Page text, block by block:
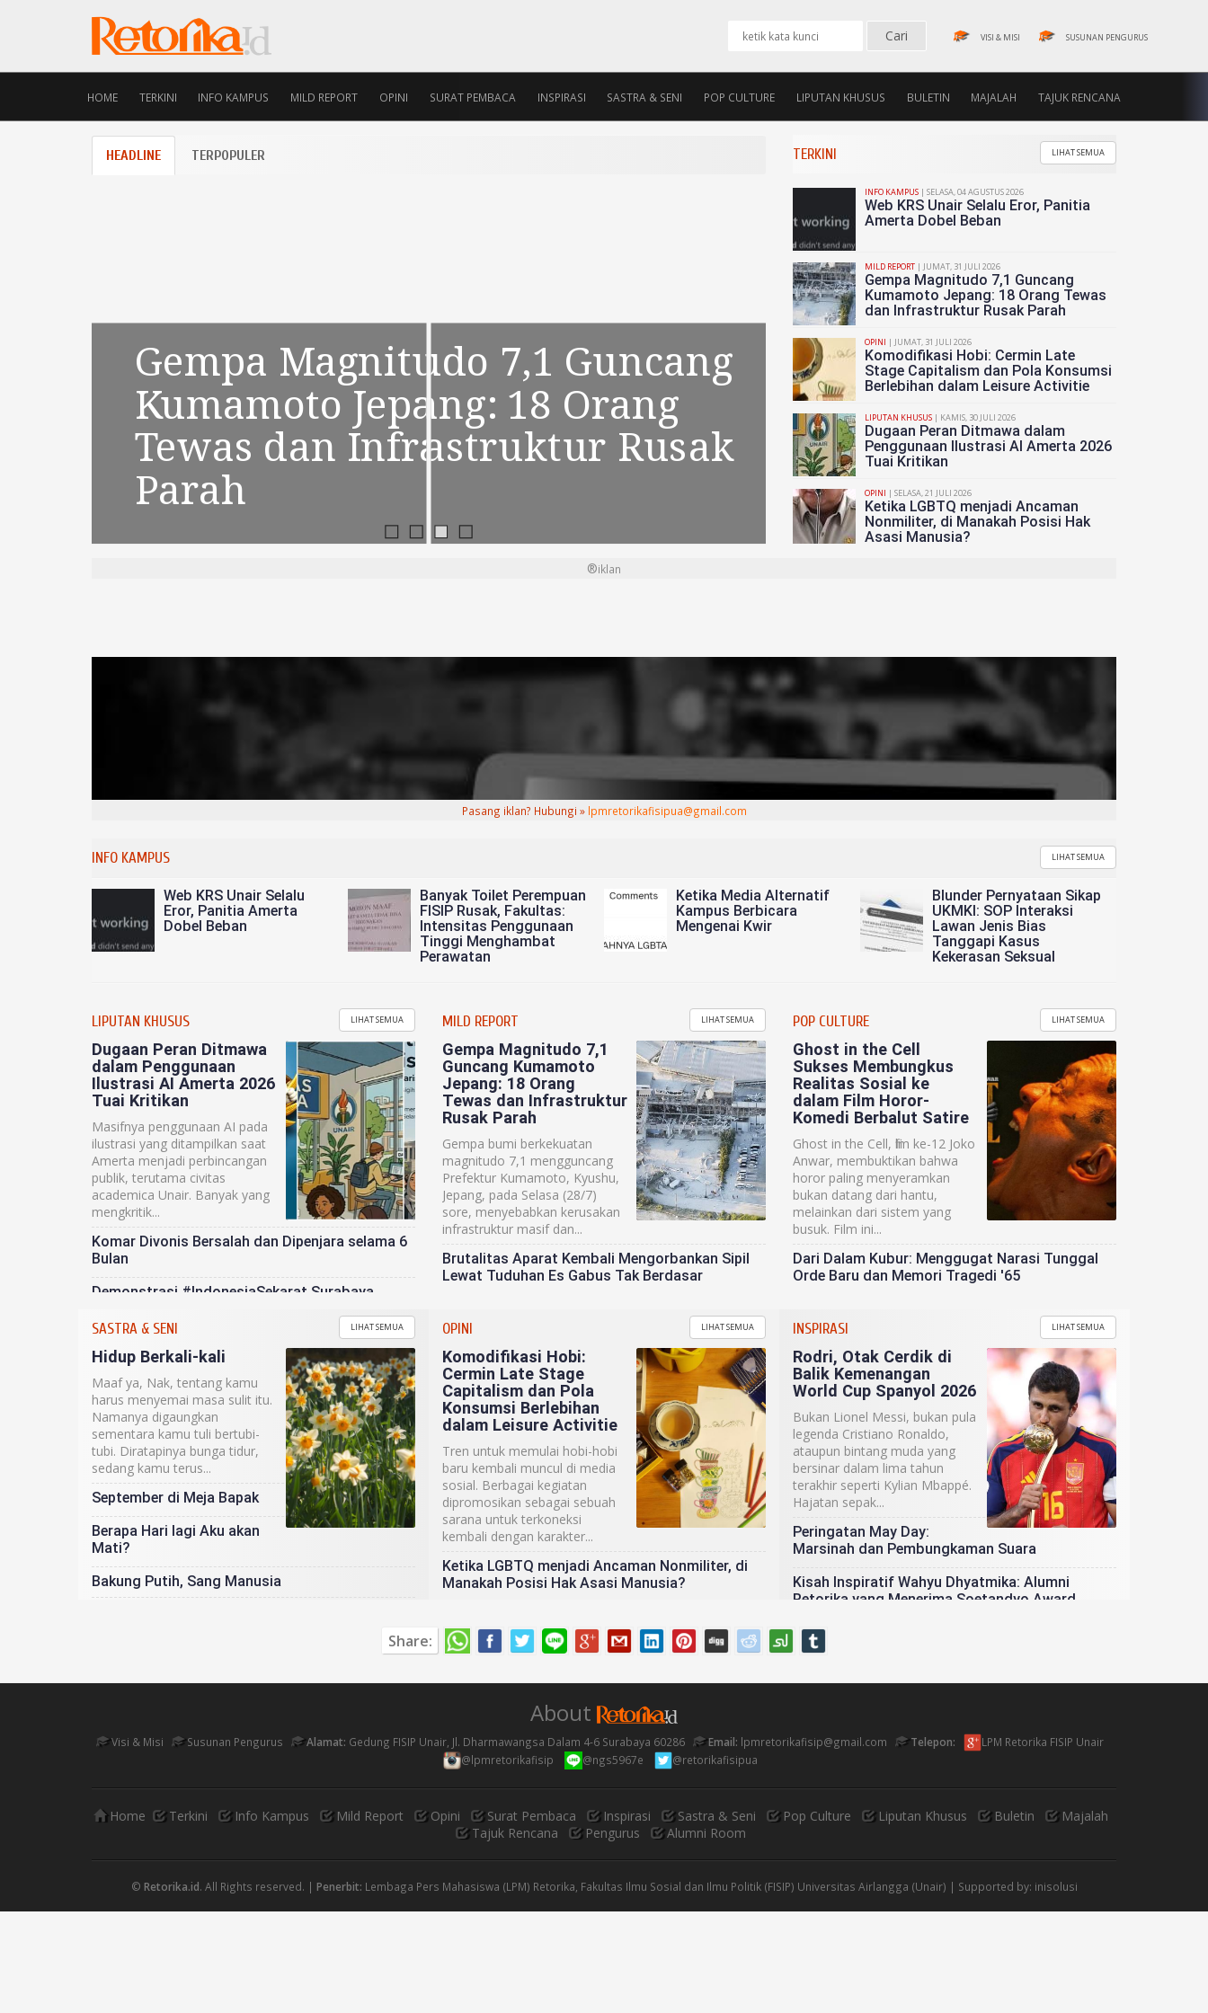
VISI & MISI SUSUNAN PENGURUS
HOME TERKINI INFO KAMPUS MILD REPORT OPINI SURAT PEMBACA INSPIRASI SASTRA & SENI POP CULTURE LIPUTAN KHUSUS BULETIN MAJALAH TAJUK RENCANA
HEADLINE TERPOPULER
Komodifikasi Hobi: Cermin
Late Stage Capitalism dan Pola
Konsumsi Berlebihan dalam
Leisure Activitie
Gempa Magnitudo 7,1 Guncang
Kumamoto Jepang: 18 Orang
Tewas dan Infrastruktur Rusak
Gempa Magnitudo 7,1 Guncang
Kumamoto Jepang: 18 Orang
Tewas dan Infrastruktur Rusak
Dugaan Peran
Penggunaan
Amerta 2026 Tuai
TERKINI LIHAT SEMUA
INFO KAMPUS | SELASA, 04 AGUSTUS 2026
Web KRS Unair Selalu Eror, Panitia
Amerta Dobel Beban
MILD REPORT | JUMAT, 31 JULI 2026
Gempa Magnitudo 7,1 Guncang
Kumamoto Jepang: 18 Orang Tewas
dan Infrastruktur Rusak Parah
OPINI | JUMAT, 31 JULI 2026
Komodifikasi Hobi: Cermin Late
Stage Capitalism dan Pola Konsumsi
Berlebihan dalam Leisure Activitie
LIPUTAN KHUSUS | KAMIS, 30 JULI 2026
Dugaan Peran Ditmawa dalam
Penggunaan Ilustrasi AI Amerta 2026
Tuai Kritikan
OPINI | SELASA, 21 JULI 2026
Ketika LGBTQ menjadi Ancaman
Nonmiliter, di Manakah Posisi Hak
Asasi Manusia?
®iklan
Pasang iklan? Hubungi » lpmretorikafisipua@gmail.com
INFO KAMPUS LIHAT SEMUA
Web KRS Unair Selalu
Eror, Panitia Amerta
Dobel Beban
Banyak Toilet Perempuan
FISIP Rusak, Fakultas:
Intensitas Penggunaan
Tinggi Menghambat
Perawatan
Ketika Media Alternatif
Kampus Berbicara
Mengenai Kwir
Blunder Pernyataan Sikap
UKMKI: SOP Interaksi
Lawan Jenis Bias
Tanggapi Kasus
Kekerasan Seksual
LIPUTAN KHUSUS LIHAT SEMUA
Dugaan Peran Ditmawa
dalam Penggunaan
Ilustrasi AI Amerta 2026
Tuai Kritikan
Masifnya penggunaan AI pada
ilustrasi yang ditampilkan saat
Amerta menjadi perbincangan
publik, terutama civitas
academica Unair. Banyak yang
mengkritik...
Komar Divonis Bersalah dan Dipenjara selama 6
Bulan
Demonstrasi #IndonesiaSekarat Surabaya
Sidang Pleidoi Komar Pertanyakan Jaminan
Kebebasan Berekspresi sebagai Hak Warga
Negara
MILD REPORT LIHAT SEMUA
Gempa Magnitudo 7,1
Guncang Kumamoto
Jepang: 18 Orang
Tewas dan Infrastruktur
Rusak Parah
Gempa bumi berkekuatan
magnitudo 7,1 mengguncang
Prefektur Kumamoto, Kyushu,
Jepang, pada Selasa (28/7)
sore, menyebabkan kerusakan
infrastruktur masif dan...
Brutalitas Aparat Kembali Mengorbankan Sipil
Lewat Tuduhan Es Gabus Tak Berdasar
Pesantren ‘Sedikit’, Tapi Fakta Berkata Lain
Habis Teriak “Medis”, Sopir Ambulans di Solo
Tetap Dihajar Polisi
POP CULTURE LIHAT SEMUA
Ghost in the Cell
Sukses Membungkus
Realitas Sosial ke
dalam Film Horor-
Komedi Berbalut Satire
Ghost in the Cell, film ke-12 Joko
Anwar, membuktikan bahwa
horor paling menyeramkan
bukan datang dari hantu,
melainkan dari sistem yang
busuk. Film ini...
Dari Dalam Kubur: Menggugat Narasi Tunggal
Orde Baru dan Memori Tragedi '65
Meninggal" Sentil Minimnya Ruang bagi
Film “Agak Laen: Menyala Pantiku!” Sukses
Dobrak Pakem Komedi Arus Utama Indonesia
SASTRA & SENI LIHAT SEMUA
Hidup Berkali-kali
Maaf ya, Nak, tentang kamu
harus menyemai masa sulit itu.
Namanya digaungkan
sementara kamu tuli bertubi-
tubi. Diratapinya bunga tidur,
sedang kamu terus...
September di Meja Bapak
Berapa Hari lagi Aku akan
Mati?
Bakung Putih, Sang Manusia
OPINI LIHAT SEMUA
Komodifikasi Hobi:
Cermin Late Stage
Capitalism dan Pola
Konsumsi Berlebihan
dalam Leisure Activitie
Tren untuk memulai hobi-hobi
baru kembali muncul di media
sosial. Berbagai kegiatan
dipromosikan sebagai sebuah
sarana untuk terkoneksi
kembali dengan karakter...
Ketika LGBTQ menjadi Ancaman Nonmiliter, di
Manakah Posisi Hak Asasi Manusia?
menjadi Sebuah Ilusi
Masyarakat Sipil
INSPIRASI LIHAT SEMUA
Rodri, Otak Cerdik di
Balik Kemenangan
World Cup Spanyol 2026
Bukan Lionel Messi, bukan pula
legenda Cristiano Ronaldo,
ataupun bintang muda yang
bersinar dalam lima tahun
terakhir seperti Kylian Mbappé.
Hajatan sepak...
Peringatan May Day:
Marsinah dan Pembungkaman Suara
Kisah Inspiratif Wahyu Dhyatmika: Alumni
Retorika yang Menerima Soetandyo Award
Manet dan Potret Transisi Realisme-
Impresionisme
Share:
About
Visi & Misi Susunan Pengurus Alamat: Gedung FISIP Unair, Jl. Dharmawangsa Dalam 4-6 Surabaya 60286 Email: lpmretorikafisip@gmail.com Telepon:
LPM Retorika FISIP Unair
@lpmretorikafisip
@ngs5967e @retorikafisipua
Home Terkini Info Kampus Mild Report Opini Surat Pembaca Inspirasi Sastra & Seni Pop Culture Liputan Khusus Buletin
Majalah
Tajuk Rencana
Pengurus Alumni Room
© Retorika.id. All Rights reserved. | Penerbit: Lembaga Pers Mahasiswa (LPM) Retorika, Fakultas Ilmu Sosial dan Ilmu Politik (FISIP) Universitas Airlangga (Unair) | Supported by: inisolusi